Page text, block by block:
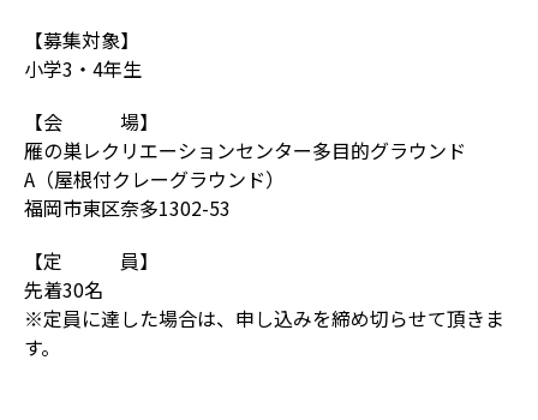
【募集対象】
小学3・4年生
【会 場】
雁の巣レクリエーションセンター多目的グラウンド
A（屋根付クレーグラウンド）
福岡市東区奈多1302-53
【定 員】
先着30名
※定員に達した場合は、申し込みを締め切らせて頂きま
す。